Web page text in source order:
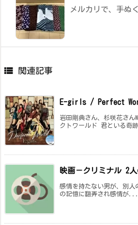
メルカリで、手ぬ
 関連記事
E-girls / Perfect
岩田剛典さん、杉咲花さん
クトワールド 君といる奇
映画－クリミナル 2
感情を持たない男が、別人
の記憶に翻弄され感情が